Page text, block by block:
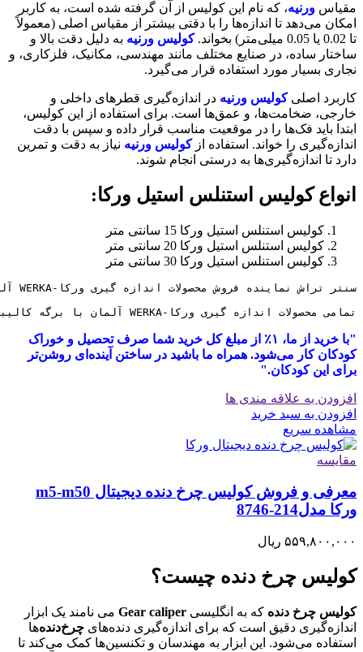
مقیاس ورنیه، که نام این کولیس از آن گرفته شده است، به کاربر
امکان می‌دهد تا اندازه‌ها را با دقتی بیشتر از مقیاس اصلی (معمولاً
تا 0.02 یا 0.05 میلی‌متر) بخواند.
کولیس ورنیه به دلیل دقت بالا و
ساختار ساده، در صنایع مختلف مانند مهندسی، مکانیک، فلزکاری، و
نجاری بسیار مورد استفاده قرار می‌گیرد.
کاربرد اصلیکولیس ورنیه در اندازه‌گیری قطرهای داخلی و
خارجی، ضخامت‌ها، و عمق‌ها است. برای استفاده از این کولیس،
ابتدا باید فک‌ها را در موقعیت مناسب قرار داده و سپس با دقت
اندازه‌گیری را خواند. استفاده ازکولیس ورنیه نیاز به دقت و تمرین
دارد تا اندازه‌گیری‌ها به درستی انجام شوند.
انواع کولیس استنلس استیل ورکا:
کولیس استنلس استیل ورکا 15 سانتی متر
کولیس استنلس استیل ورکا 20 سانتی متر
کولیس استنلس استیل ورکا 30 سانتی متر
تمامی محصولات اندازه گیری ورکا-WERKA آلمان با برگه کالیبراسیون معتبر و 6 ماه ضمانت کالیبره به مشتریان ارائه میگردد
"با خرید از ما، ۱٪ از مبلغ کل خرید شما صرف تحصیل و خوراک
کودکان کار می‌شود. همراه ما باشید در ساختن آینده‌ای روشن‌تر
برای این کودکان."
افزودن به علاقه مندی ها
افزودن به سبد خرید
مشاهده سریع
مقایسه
معرفی و فروش کولیس چرخ دنده دیجیتال m5-m50
ورکا مدل214-8746
۵۵۹,۸۰۰,۰۰۰ ریال
کولیس چرخ دنده چیست؟
کولیس چرخ دنده که به انگلیسی Gear caliper می نامند یک ابزار
اندازه‌گیری دقیق است که برای اندازه‌گیری دنده‌های چرخ‌دنده‌ها
استفاده می‌شود. این ابزار به مهندسان و تکنسین‌ها کمک می‌کند تا